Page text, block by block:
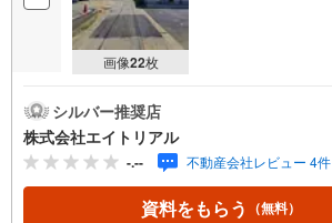
画像22枚
シルバー推奨店
株式会社エイトリアル
-.-- 不動産会社レビュー 4件
資料をもらう （無料）